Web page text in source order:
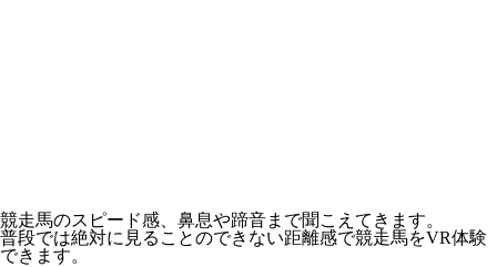
競走馬のスピード感、鼻息や蹄音まで聞こえてきます。
普段では絶対に見ることのできない距離感で競走馬をVR体験
できます。